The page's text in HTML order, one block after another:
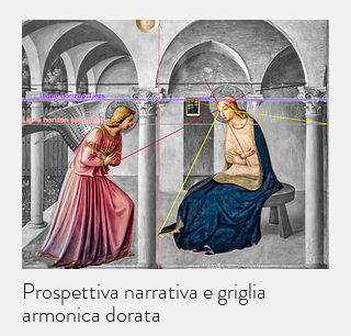
Prospettiva narrativa e griglia
armonica dorata